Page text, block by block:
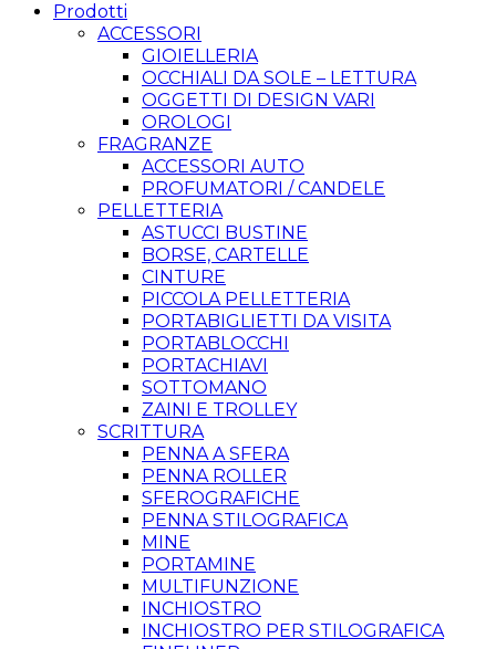
Prodotti
ACCESSORI
GIOIELLERIA
OCCHIALI DA SOLE – LETTURA
OGGETTI DI DESIGN VARI
OROLOGI
FRAGRANZE
ACCESSORI AUTO
PROFUMATORI / CANDELE
PELLETTERIA
ASTUCCI BUSTINE
BORSE, CARTELLE
CINTURE
PICCOLA PELLETTERIA
PORTABIGLIETTI DA VISITA
PORTABLOCCHI
PORTACHIAVI
SOTTOMANO
ZAINI E TROLLEY
SCRITTURA
PENNA A SFERA
PENNA ROLLER
SFEROGRAFICHE
PENNA STILOGRAFICA
MINE
PORTAMINE
MULTIFUNZIONE
INCHIOSTRO
INCHIOSTRO PER STILOGRAFICA